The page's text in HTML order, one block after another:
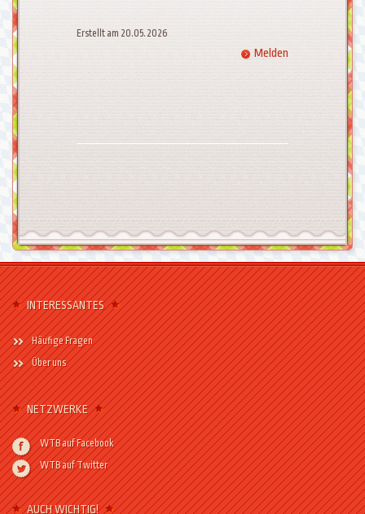
Erstellt am 20.05.2026
Melden
INTERESSANTES
Häufige Fragen
Über uns
NETZWERKE
WTB auf Facebook
WTB auf Twitter
AUCH WICHTIG!